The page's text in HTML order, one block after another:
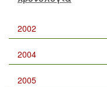
2002
2004
2005